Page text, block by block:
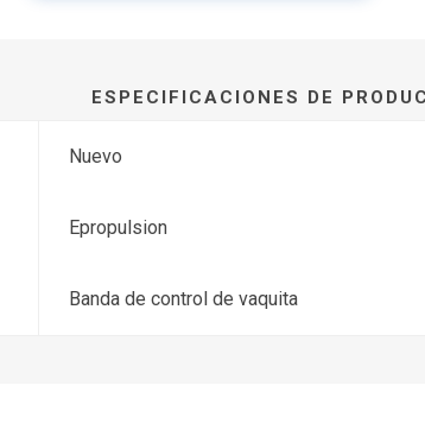
ESPECIFICACIONES DE
Nuevo
Epropulsion
Banda de control de vaquita